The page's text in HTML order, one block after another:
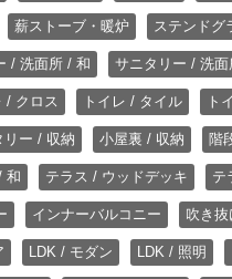
薪ストーブ・暖炉 ステンドグ
/ 洗面所 / 和 サニタリー / 洗
/ クロス トイレ / タイル ト
リー / 収納 小屋裏 / 収納 階
和 テラス / ウッドデッキ テ
インナーバルコニー 吹き
LDK / モダン LDK / 照明